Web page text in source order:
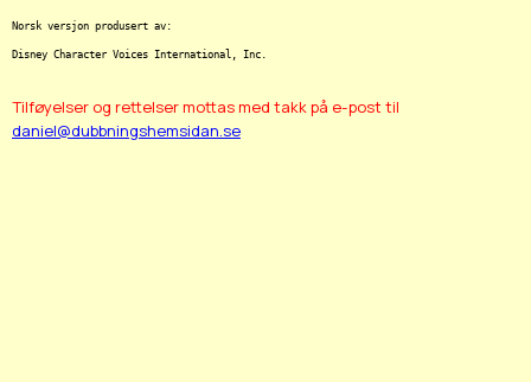
Norsk versjon produsert av:
Tilføyelser og rettelser mottas med takk på e-post til
daniel@dubbningshemsidan.se